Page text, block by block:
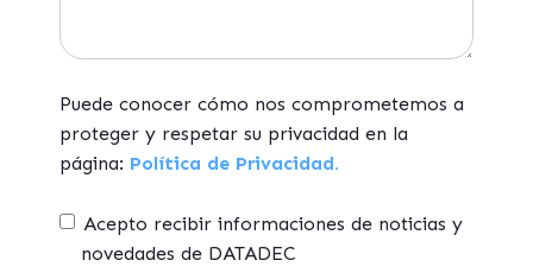
Puede conocer cómo nos comprometemos a
proteger y respetar su privacidad en la
página: Política de Privacidad.
Acepto recibir informaciones de noticias y
novedades de DATADEC